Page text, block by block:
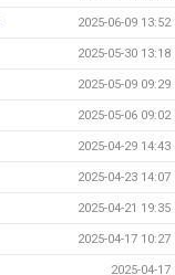
2025-06-09 13:52
2025-05-30 13:18
2025-05-09 09:29
2025-05-06 09:02
2025-04-29 14:43
2025-04-23 14:07
2025-04-21 19:35
2025-04-17 10:27
2025-04-17